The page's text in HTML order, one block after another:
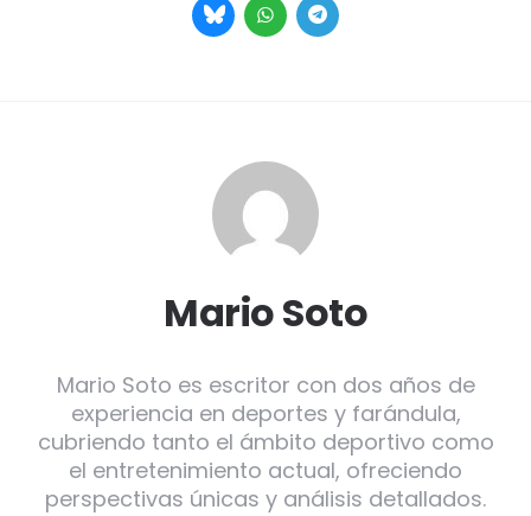
Mario Soto
Mario Soto es escritor con dos años de
experiencia en deportes y farándula,
cubriendo tanto el ámbito deportivo como
el entretenimiento actual, ofreciendo
perspectivas únicas y análisis detallados.